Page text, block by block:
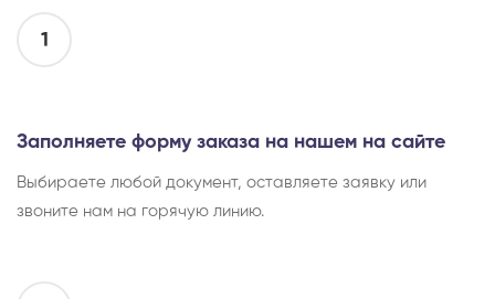
1
Заполняете форму заказа на нашем на сайте
Выбираете любой документ, оставляете заявку или
звоните нам на горячую линию.